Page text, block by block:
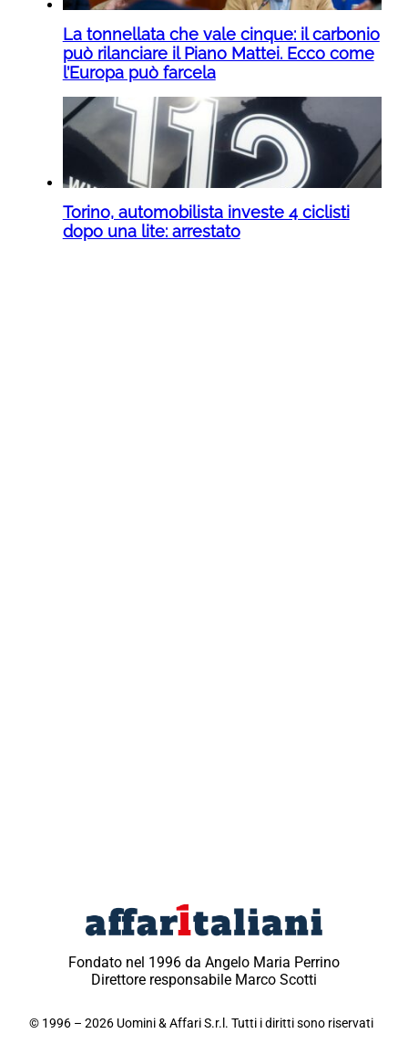
La tonnellata che vale cinque: il carbonio
può rilanciare il Piano Mattei. Ecco come
l’Europa può farcela
Torino, automobilista investe 4 ciclisti
dopo una lite: arrestato
Fondato nel 1996 da Angelo Maria Perrino
Direttore responsabile Marco Scotti
© 1996 – 2026 Uomini & Affari S.r.l. Tutti i diritti sono riservati